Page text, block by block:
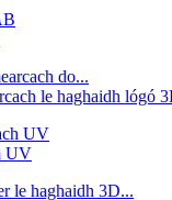
le haghaidh lógó
UV